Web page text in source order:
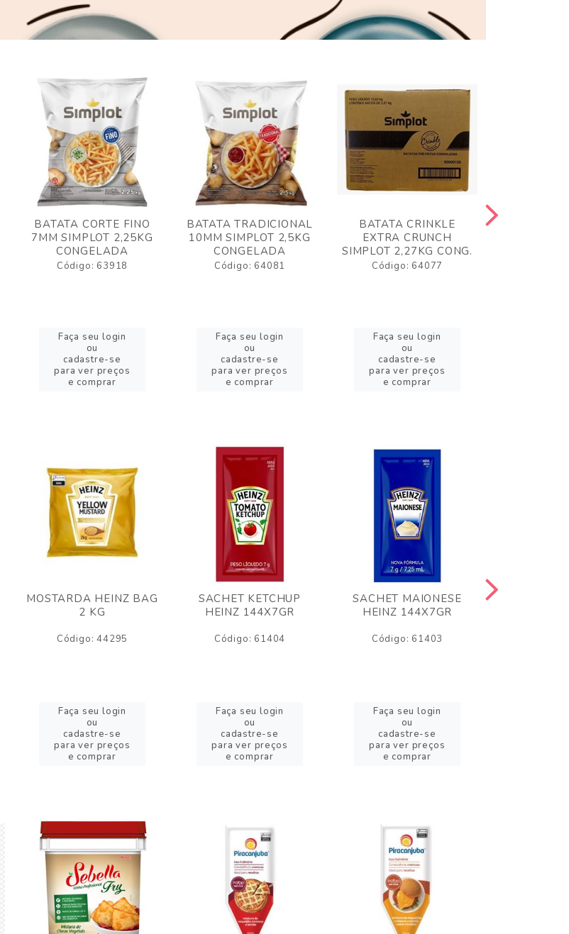
BATATA CORTE FINO
7MM SIMPLOT 2,25KG
CONGELADA
Código: 63918
Faça seu login
ou
cadastre-se
para ver preços
e comprar
BATATA TRADICIONAL
10MM SIMPLOT 2,5KG
CONGELADA
Código: 64081
Faça seu login
ou
cadastre-se
para ver preços
e comprar
BATATA CRINKLE
EXTRA CRUNCH
SIMPLOT 2,27KG CONG.
Código: 64077
Faça seu login
ou
cadastre-se
para ver preços
e comprar
MOSTARDA HEINZ BAG
2 KG
Código: 44295
Faça seu login
ou
cadastre-se
para ver preços
e comprar
SACHET KETCHUP
HEINZ 144X7GR
Código: 61404
Faça seu login
ou
cadastre-se
para ver preços
e comprar
SACHET MAIONESE
HEINZ 144X7GR
Código: 61403
Faça seu login
ou
cadastre-se
para ver preços
e comprar